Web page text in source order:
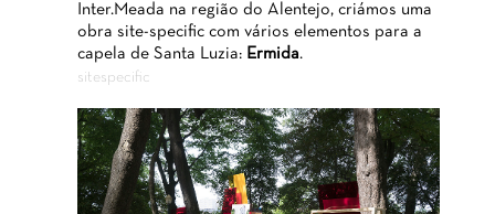
Inter.Meada na região do Alentejo, criámos uma
obra site-specific com vários elementos para a
capela de Santa Luzia: Ermida.
sitespecific